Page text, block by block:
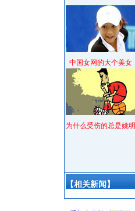
中国女网的大个美女
为什么受伤的总是姚明
【相关新闻】